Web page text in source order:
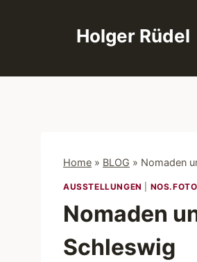
Holger Rüdel
Home » BLOG » Nomaden
AUSSTELLUNGEN
Nomaden
Schleswig